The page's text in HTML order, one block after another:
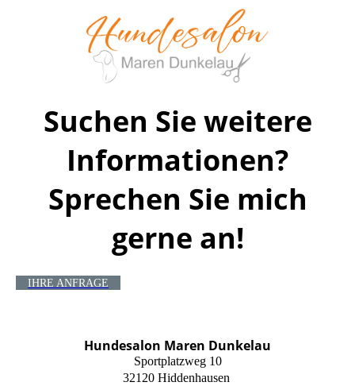
Suchen Sie weitere
Informationen?
Sprechen Sie mich
gerne an!
IHRE ANFRAGE
Hundesalon Maren Dunkelau
Sportplatzweg 10
32120 Hiddenhausen